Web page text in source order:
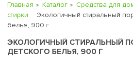
Главная Каталог Средства для
стирки
Экологичный стиральный
белья, 900 г
ЭКОЛОГИЧНЫЙ СТИРАЛЬНЫЙ
ДЕТСКОГО БЕЛЬЯ, 900 Г